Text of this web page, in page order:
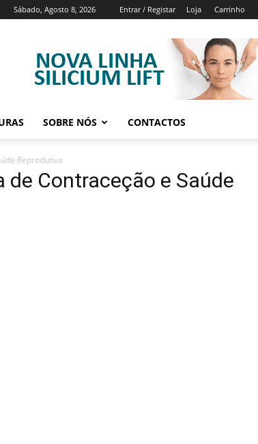
Sábado, Agosto 8, 2026 Entrar / Registar Loja Carrinho
SOBRE NÓS CONTACTOS
Reprodutiva
de Contraceção e Saúde